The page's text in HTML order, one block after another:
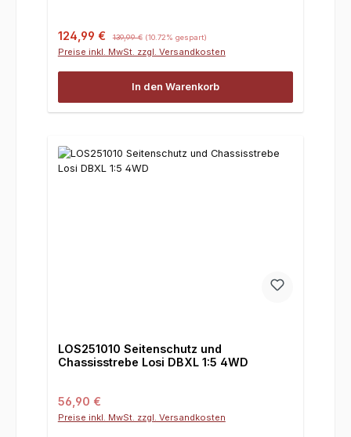
Verkaufspreis:
124,99 € 139,99 € (10.72% gespart)
Preise inkl. MwSt. zzgl. Versandkosten
In den Warenkorb
LOS251010 Seitenschutz und
Chassisstrebe Losi DBXL 1:5 4WD
Regulärer Preis:
56,90 €
Preise inkl. MwSt. zzgl. Versandkosten